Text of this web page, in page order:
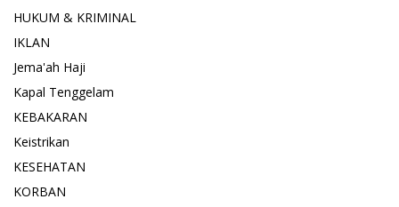
HUKUM & KRIMINAL
IKLAN
Jema'ah Haji
Kapal Tenggelam
KEBAKARAN
Keistrikan
KESEHATAN
KORBAN